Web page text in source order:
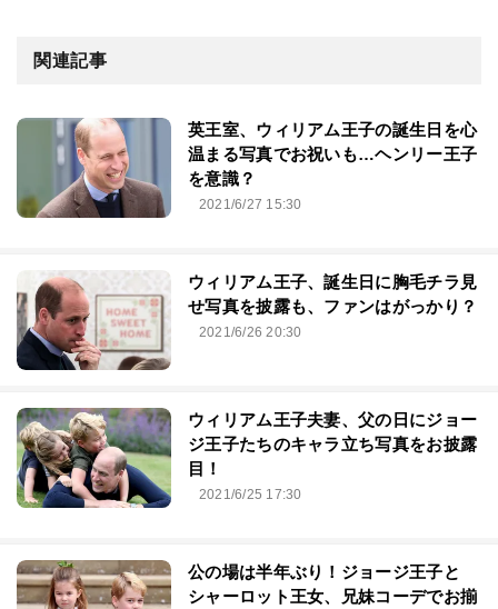
関連記事
英王室、ウィリアム王子の誕生日を心
温まる写真でお祝いも…ヘンリー王子
を意識？
2021/6/27 15:30
ウィリアム王子、誕生日に胸毛チラ見
せ写真を披露も、ファンはがっかり？
2021/6/26 20:30
ウィリアム王子夫妻、父の日にジョー
ジ王子たちのキャラ立ち写真をお披露
目！
2021/6/25 17:30
公の場は半年ぶり！ジョージ王子と
シャーロット王女、兄妹コーデでお揃